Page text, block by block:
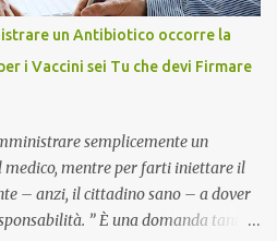
un Antibiotico occorre la
i Vaccini sei Tu che devi Firmare
semplicemente un
mentre per farti iniettare il
– anzi, il cittadino sano – a dover
” È una domanda tanto